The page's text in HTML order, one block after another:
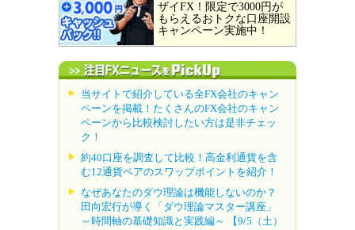
ザイFX！限定で3000円が
もらえるおトクな口座開設
キャンペーン実施中！
当サイトで紹介している全FX会社のキャン
ペーンを掲載！たくさんのFX会社のキャン
ペーンから比較検討したい方は是非チェッ
ク！
約40口座を調査して比較！高金利通貨を含
む12通貨ペアのスワップポイントを紹介！
なぜあなたのダウ理論は機能しないのか？
田向宏行が導く「ダウ理論マスター講座」
～時間軸の基礎知識と実践編～ 【9/5（土）